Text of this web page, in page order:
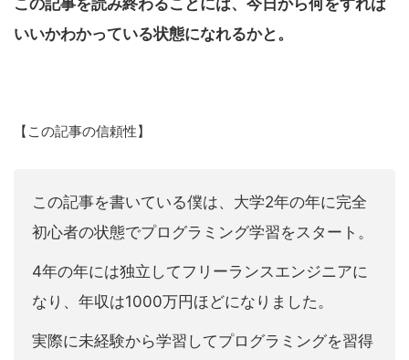
いいかわかっている状態になれるかと。
【この記事の信頼性】
この記事を書いている僕は、大学2年の年に完全
初心者の状態でプログラミング学習をスタート。
4年の年には独立してフリーランスエンジニアに
なり、年収は1000万円ほどになりました。
実際に未経験から学習してプログラミングを習得